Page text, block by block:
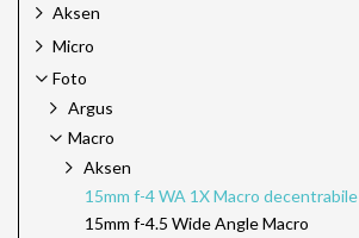
Aksen
Micro
Foto
Argus
Macro
Aksen
15mm f-4 WA 1X Macro decentrabile
15mm f-4.5 Wide Angle Macro